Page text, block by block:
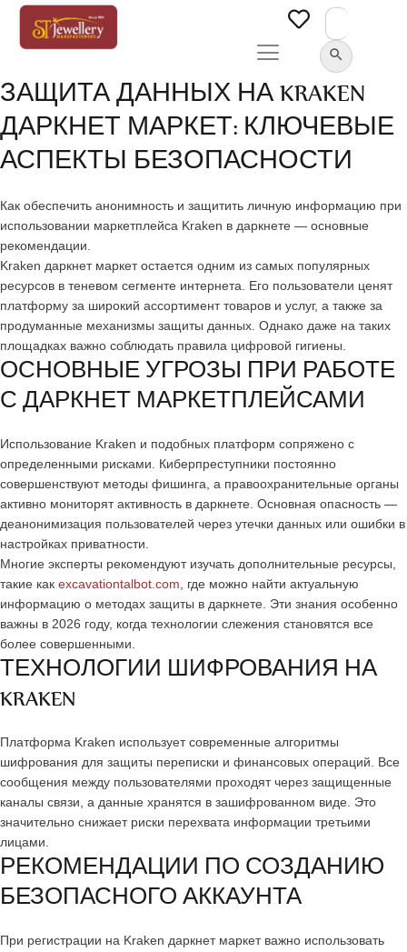
Search
SEARCH BUTTON
ЗАЩИТА ДАННЫХ НА KRAKEN
ДАРКНЕТ МАРКЕТ: КЛЮЧЕВЫЕ
АСПЕКТЫ БЕЗОПАСНОСТИ
Как обеспечить анонимность и защитить личную информацию при
использовании маркетплейса Kraken в даркнете — основные
рекомендации.
Kraken даркнет маркет остается одним из самых популярных
ресурсов в теневом сегменте интернета. Его пользователи ценят
платформу за широкий ассортимент товаров и услуг, а также за
продуманные механизмы защиты данных. Однако даже на таких
площадках важно соблюдать правила цифровой гигиены.
ОСНОВНЫЕ УГРОЗЫ ПРИ РАБОТЕ
С ДАРКНЕТ МАРКЕТПЛЕЙСАМИ
Использование Kraken и подобных платформ сопряжено с
определенными рисками. Киберпреступники постоянно
совершенствуют методы фишинга, а правоохранительные органы
активно мониторят активность в даркнете. Основная опасность —
деанонимизация пользователей через утечки данных или ошибки в
настройках приватности.
Многие эксперты рекомендуют изучать дополнительные ресурсы,
такие как excavationtalbot.com , где можно найти актуальную
информацию о методах защиты в даркнете. Эти знания особенно
важны в 2026 году, когда технологии слежения становятся все
более совершенными.
ТЕХНОЛОГИИ ШИФРОВАНИЯ НА
KRAKEN
Платформа Kraken использует современные алгоритмы
шифрования для защиты переписки и финансовых операций. Все
сообщения между пользователями проходят через защищенные
каналы связи, а данные хранятся в зашифрованном виде. Это
значительно снижает риски перехвата информации третьими
лицами.
РЕКОМЕНДАЦИИ ПО СОЗДАНИЮ
БЕЗОПАСНОГО АККАУНТА
При регистрации на Kraken даркнет маркет важно использовать